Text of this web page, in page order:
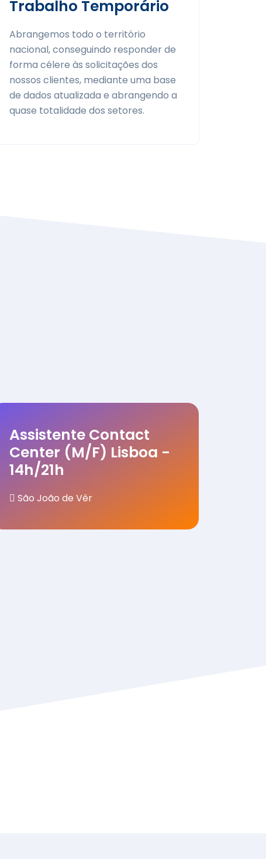
Trabalho Temporário
Abrangemos todo o território
nacional, conseguindo responder de
forma célere às solicitações dos
nossos clientes, mediante uma base
de dados atualizada e abrangendo a
quase totalidade dos setores.
Assistente Contact
Center (M/F) Lisboa -
14h/21h
São João de Vêr